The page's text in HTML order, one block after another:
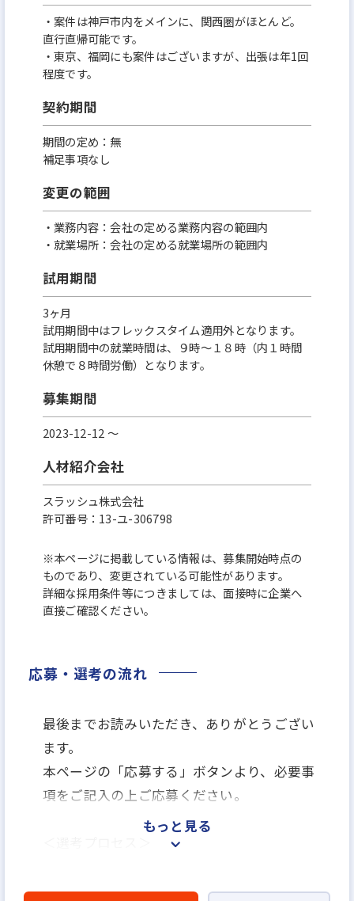
・案件は神戸市内をメインに、関西圏がほとんど。
直行直帰可能です。
・東京、福岡にも案件はございますが、出張は年1回
程度です。
契約期間
期間の定め：無
補足事項なし
変更の範囲
・業務内容：会社の定める業務内容の範囲内
・就業場所：会社の定める就業場所の範囲内
試用期間
3ヶ月
試用期間中はフレックスタイム適用外となります。
試用期間中の就業時間は、９時～１８時（内１時間
休憩で８時間労働）となります。
募集期間
2023-12-12 〜
人材紹介会社
スラッシュ株式会社
許可番号：13-ユ-306798
※本ページに掲載している情報は、募集開始時点の
ものであり、変更されている可能性があります。
詳細な採用条件等につきましては、面接時に企業へ
直接ご確認ください。
応募・選考の流れ
最後までお読みいただき、ありがとうござい
ます。
本ページの「応募する」ボタンより、必要事
項をご記入の上ご応募ください。
▼
もっと見る